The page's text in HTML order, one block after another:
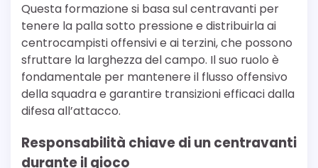
Questa formazione si basa sul centravanti per
tenere la palla sotto pressione e distribuirla ai
centrocampisti offensivi e ai terzini, che possono
sfruttare la larghezza del campo. Il suo ruolo è
fondamentale per mantenere il flusso offensivo
della squadra e garantire transizioni efficaci dalla
difesa all’attacco.
Responsabilità chiave di un centravanti
durante il gioco